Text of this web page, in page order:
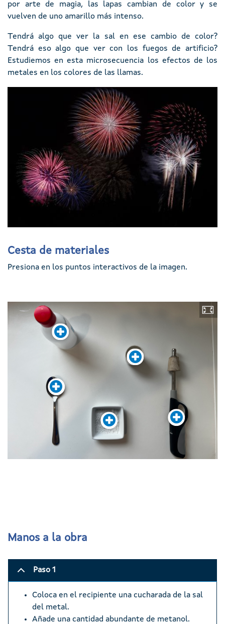
por arte de magia, las lapas cambian de color y se
vuelven de uno amarillo más intenso.
Tendrá algo que ver la sal en ese cambio de color?
Tendrá eso algo que ver con los fuegos de artificio?
Estudiemos en esta microsecuencia los efectos de los
metales en los colores de las llamas.
Cesta de materiales
Presiona en los puntos interactivos de la imagen.
Manos a la obra
Paso 1
Coloca en el recipiente una cucharada de la sal
del metal.
Añade una cantidad abundante de metanol.